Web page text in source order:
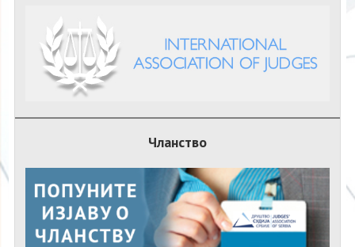
Чланство